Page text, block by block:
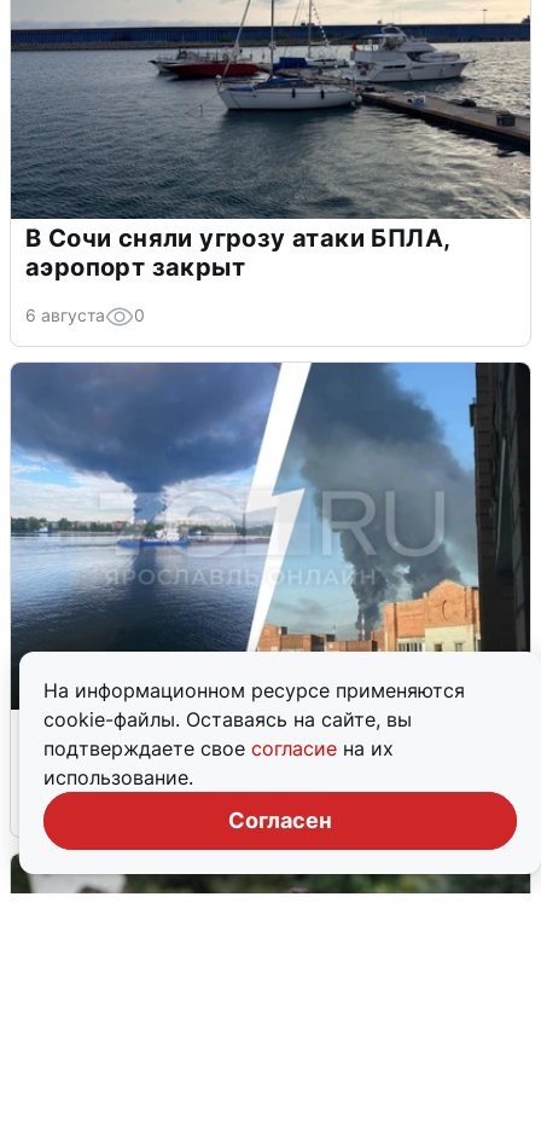
На информационном ресурсе применяются
cookie-файлы. Оставаясь на сайте, вы
подтверждаете свое согласие на их
использование.
Согласен
В Сочи сняли угрозу атаки БПЛА,
аэропорт закрыт
6 августа 0
Ночная атака БПЛА на Ярославль:
попадания и последствия
6 августа